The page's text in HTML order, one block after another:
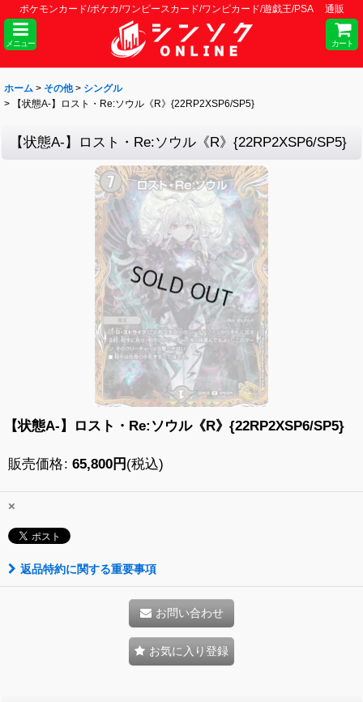
ポケモンカード/ポケカ/ワンピースカード/ワンピカード/遊戯王/PSA 通販
メニュー カート
ホーム > その他 > シングル
>
【状態A-】ロスト・Re:ソウル《R》{22RP2XSP6/SP5}
【状態A-】ロスト・Re:ソウル《R》{22RP2XSP6/SP5}
【状態A-】ロスト・Re:ソウル《R》{22RP2XSP6/SP5}
販売価格: 65,800円 (税込)
×
返品特約に関する重要事項
お問い合わせ
お気に入り登録